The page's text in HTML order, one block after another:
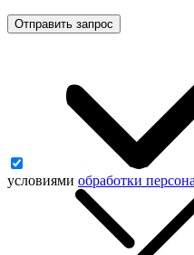
Отправить запрос
условиями обработки